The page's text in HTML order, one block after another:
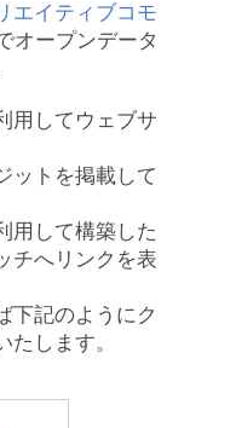
エイティブコモ
オープンデータ
用してウェブサ
ットを掲載して
用して構築した
チへリンクを表
下記のようにク
たします。